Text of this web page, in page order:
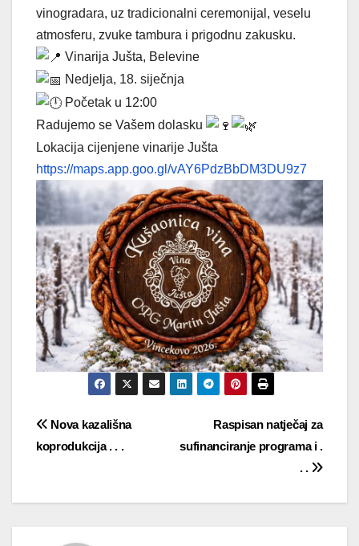
vinogradara, uz tradicionalni ceremonijal, veselu
atmosferu, zvuke tambura i prigodnu zakusku.
Vinarija Jušta, Belevine
Nedjelja, 18. siječnja
Početak u 12:00
Radujemo se Vašem dolasku
Lokacija cijenjene vinarije Jušta
https://maps.app.goo.gl/vAY6PdzBbDM3DU9z7
Navigacija
objava
Raspisan natječaj za
sufinanciranje programa i .
. .
Nova kazališna
koprodukcija . . .